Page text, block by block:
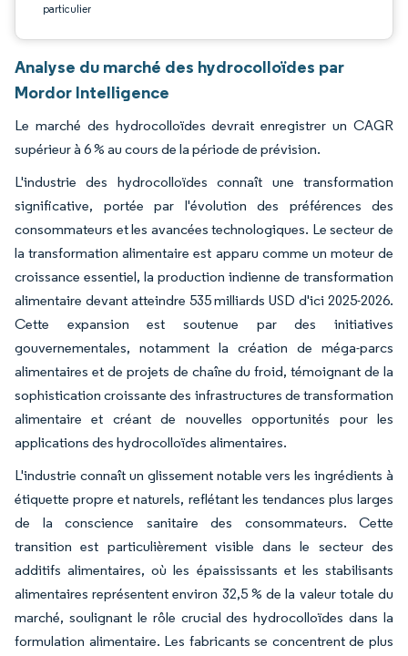
particulier
Analyse du marché des hydrocolloïdes par
Mordor Intelligence
Le marché des hydrocolloïdes devrait enregistrer un CAGR
supérieur à 6 % au cours de la période de prévision.
L'industrie des hydrocolloïdes connaît une transformation
significative, portée par l'évolution des préférences des
consommateurs et les avancées technologiques. Le secteur de
la transformation alimentaire est apparu comme un moteur de
croissance essentiel, la production indienne de transformation
alimentaire devant atteindre 535 milliards USD d'ici 2025-2026.
Cette expansion est soutenue par des initiatives
gouvernementales, notamment la création de méga-parcs
alimentaires et de projets de chaîne du froid, témoignant de la
sophistication croissante des infrastructures de transformation
alimentaire et créant de nouvelles opportunités pour les
applications des hydrocolloïdes alimentaires.
L'industrie connaît un glissement notable vers les ingrédients à
étiquette propre et naturels, reflétant les tendances plus larges
de la conscience sanitaire des consommateurs. Cette
transition est particulièrement visible dans le secteur des
additifs alimentaires, où les épaississants et les stabilisants
alimentaires représentent environ 32,5 % de la valeur totale du
marché, soulignant le rôle crucial des hydrocolloïdes dans la
formulation alimentaire. Les fabricants se concentrent de plus